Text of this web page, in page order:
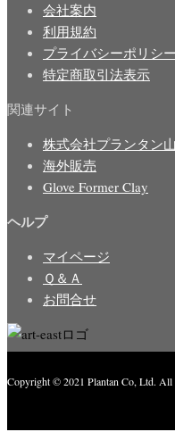
会社案内
利用規約
プライバシーポリシー
特定商取引法表示
関連サイト
株式会社プランタン
海外販売
Glove Former Clay
ヘルプ
マイページ
Ｑ＆Ａ
お問合せ
Copyright © 2021 Plantan Co, Ltd. All